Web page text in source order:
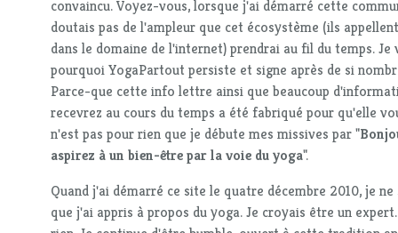
convaincu. Voyez-vous, lorsque j'ai démarré cette
doutais pas de l'ampleur que cet écosystème (ils
dans le domaine de l'internet) prendrai au fil du temps. Je
pourquoi YogaPartout persiste et signe après de si
Parce-que cette info lettre ainsi que beaucoup
recevrez au cours du temps a été fabriqué pour qu'elle
n'est pas pour rien que je débute mes missives par "
aspirez à un bien-être par la voie du yoga".
Quand j'ai démarré ce site le quatre décembre 2010, je ne
que j'ai appris à propos du yoga. Je croyais être un